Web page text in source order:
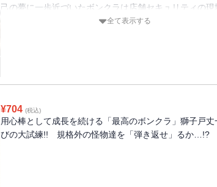
己の夢に一歩近づいたボンクラは店舗セキュリティの現
を現しつつあった。そんな中、街の死角で危険な状態に
全て表示する
¥704 (税込)
用心棒として成長を続ける「最高のボンクラ」獅子戸丈
びの大試練!! 規格外の怪物達を「弾き返せ」るか…!?